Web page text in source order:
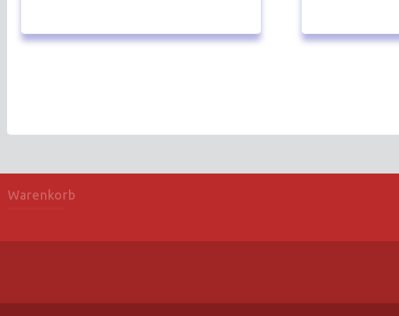
Warenkorb